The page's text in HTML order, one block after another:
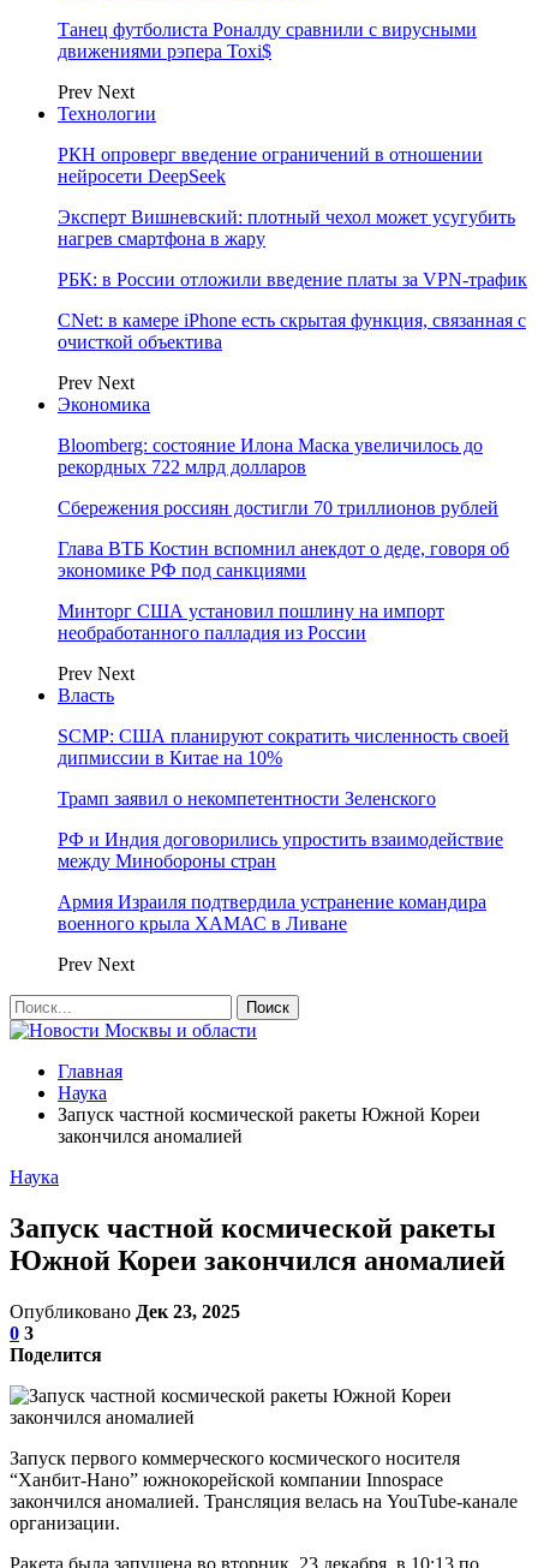
Танец футболиста Роналду сравнили с вирусными
движениями рэпера Toxi$
Prev Next
Технологии
РКН опроверг введение ограничений в отношении
нейросети DeepSeek
Эксперт Вишневский: плотный чехол может усугубить
нагрев смартфона в жару
РБК: в России отложили введение платы за VPN-трафик
CNet: в камере iPhone есть скрытая функция, связанная с
очисткой объектива
Prev Next
Экономика
Bloomberg: состояние Илона Маска увеличилось до
рекордных 722 млрд долларов
Сбережения россиян достигли 70 триллионов рублей
Глава ВТБ Костин вспомнил анекдот о деде, говоря об
экономике РФ под санкциями
Минторг США установил пошлину на импорт
необработанного палладия из России
Prev Next
Власть
SCMP: США планируют сократить численность своей
дипмиссии в Китае на 10%
Трамп заявил о некомпетентности Зеленского
РФ и Индия договорились упростить взаимодействие
между Минобороны стран
Армия Израиля подтвердила устранение командира
военного крыла ХАМАС в Ливане
Prev Next
Главная
Наука
Запуск частной космической ракеты Южной Кореи
закончился аномалией
Наука
Запуск частной космической ракеты
Южной Кореи закончился аномалией
Опубликовано Дек 23, 2025
0 3
Поделится
Запуск первого коммерческого космического носителя
“Ханбит-Нано” южнокорейской компании Innospace
закончился аномалией. Трансляция велась на YouTube-канале
организации.
Ракета была запущена во вторник, 23 декабря, в 10:13 по